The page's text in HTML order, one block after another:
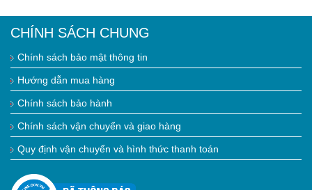
CHÍNH SÁCH CHUNG
Chính sách bảo mật thông tin
Hướng dẫn mua hàng
Chính sách bảo hành
Chính sách vận chuyển và giao hàng
Quy định vận chuyển và hình thức thanh toán